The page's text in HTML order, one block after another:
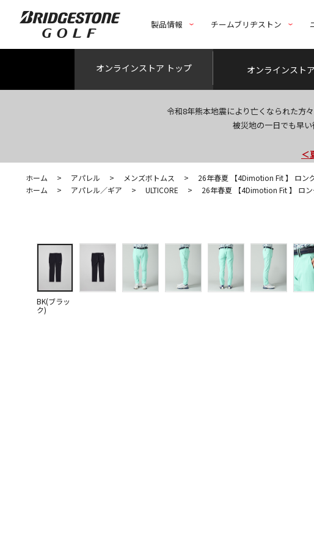
製品情報 チームブリヂストン
オンラインストア トップ オンラインスト
令和8年熊本地震により亡くなられた方
被災地の一日でも早
今
＜
ホーム > アパレル > メンズボトムス >
26年春夏 【4Dimotion Fit 】 ロン
ホーム
> アパレル／ギア > ULTICORE > 26年春夏 【4Dimotion Fit 】 ロ
BK(ブラッ
ク)